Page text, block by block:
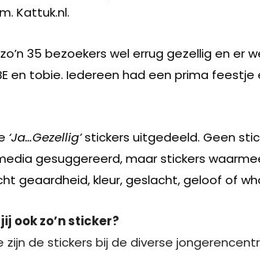
Kattuk.nl.
35 bezoekers wel errug gezellig en er
en tobie. Iedereen had een prima
‘Ja…Gezellig’stickers uitgedeeld. Geen
gesuggereerd, maar stickers
geaardheid, kleur, geslacht, geloof of
ook zo’n sticker?
de stickers bij de diverse